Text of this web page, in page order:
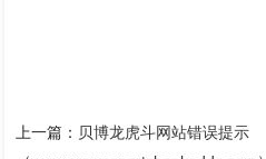
上一篇： 贝博龙虎斗网站错误提示